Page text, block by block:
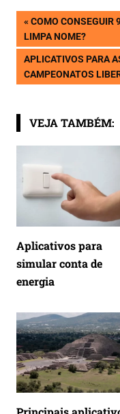
Navegação
de
Post
PREVIOUS
POST:
COMO CONSEGUIR
LIMPA NOME?
NEXT
POST:
APLICATIVOS PARA
CAMPEONATOS
VEJA TAMBÉM:
Aplicativos para
simular conta de
energia